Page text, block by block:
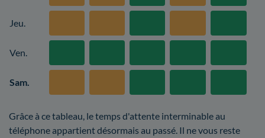
Jeu.
Ven.
Sam.
Grâce à ce tableau, le temps d'attente interminable au
téléphone appartient désormais au passé. Il ne vous reste